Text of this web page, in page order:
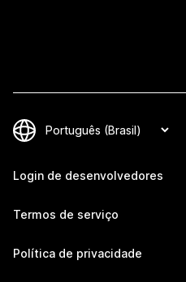
Login de desenvolvedores
Termos de serviço
Política de privacidade